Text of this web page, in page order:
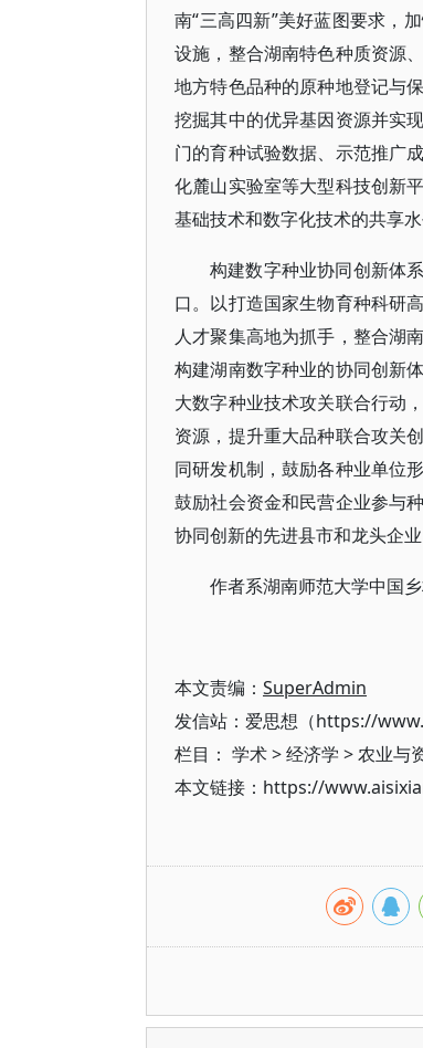
南“三高四新”美好蓝图要求，
设施，整合湖南特色种质资源
地方特色品种的原种地登记与
挖掘其中的优异基因资源并实
门的育种试验数据、示范推广
化麓山实验室等大型科技创新
基础技术和数字化技术的共享水
构建数字种业协同创新体
口。以打造国家生物育种科研
人才聚集高地为抓手，整合湖
构建湖南数字种业的协同创新
大数字种业技术攻关联合行动
资源，提升重大品种联合攻关
同研发机制，鼓励各种业单位
鼓励社会资金和民营企业参与
协同创新的先进县市和龙头企
作者系湖南师范大学中国
本文责编： SuperAdmin
发信站：爱思想（https://
栏目： 学术>经济学 >农业与
本文链接：https://